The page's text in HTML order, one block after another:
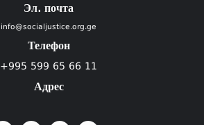
Эл. почта
info@socialjustice.org.ge
Телефон
+995 599 65 66 11
Адрес